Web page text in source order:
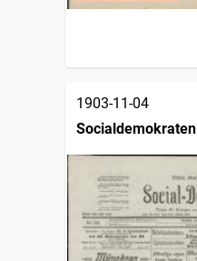
1903-11-04
Socialdemokraten